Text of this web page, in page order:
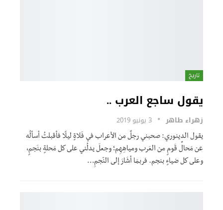
تاريخ
يقول ساجع العرب ..
زهراء طاهر 3 يونيو 2019
يقول الدينوري: صحبني رجلٌ من الأعراب في فَلاةٍ ليلًا فأقبلتُ أسألُه
عن مَحالِّ قَومٍ من العَرب ومياهِهِم؛ وجعلَ يدلُني على كل مَحلةٍ بنَجمٍ،
وعلى كل ضياءٍ بنجم. فربمَا أشَارَ إلى النّجمِ…